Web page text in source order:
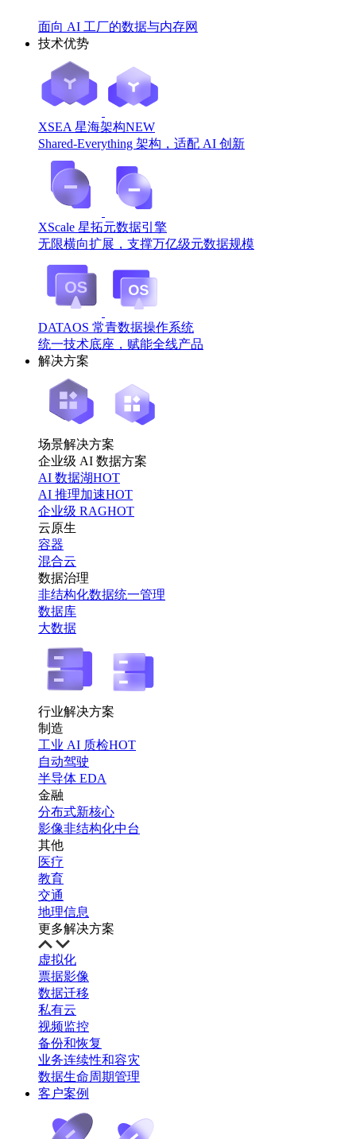
面向 AI 工厂的数据与内存网
技术优势
XSEA 星海架构NEW
Shared-Everything 架构，适配 AI 创新
XScale 星拓元数据引擎
无限横向扩展，支撑万亿级元数据规模
DATAOS 常青数据操作系统
统一技术底座，赋能全线产品
解决方案
场景解决方案
企业级 AI 数据方案
AI 数据湖HOT
AI 推理加速HOT
企业级 RAGHOT
云原生
容器
混合云
数据治理
非结构化数据统一管理
数据库
大数据
行业解决方案
制造
工业 AI 质检HOT
自动驾驶
半导体 EDA
金融
分布式新核心
影像非结构化中台
其他
医疗
教育
交通
地理信息
更多解决方案
虚拟化
票据影像
数据迁移
私有云
视频监控
备份和恢复
业务连续性和容灾
数据生命周期管理
客户案例